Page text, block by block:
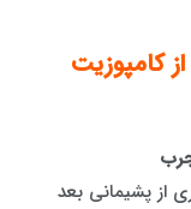
کامپوزیت
از پشیمانی بعد